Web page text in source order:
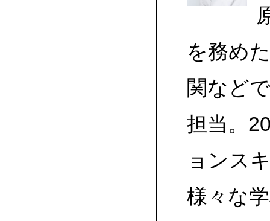
を務め
関など
担当。
ョンス
様々な